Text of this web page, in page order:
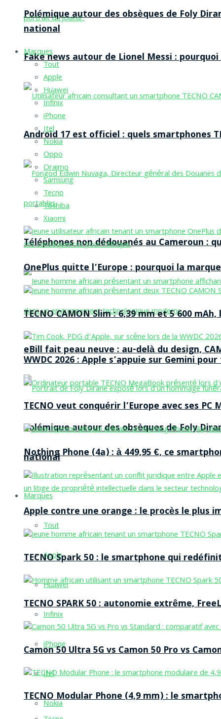
Fake news autour de Lionel Messi :
Android 17 est officiel : quels smartphones
Téléphones non dédouanés au Cameroun :
eBill fait peau neuve : au-delà du design,
Polémique autour des obsèques de Foly
national
Marques
Tout
Apple
Huawei
Infinix
iPhone
Itel
Nokia
Polémique autour des obsèques de Foly
national
Marques
Tout
Apple
Huawei
Infinix
iPhone
Itel
Nokia
Oppo
Oraimo
Samsung
Tecno
Toshiba
Xiaomi
OnePlus quitte l’Europe : pourquoi la
TECNO CAMON Slim : 6,39 mm et 5 600
WWDC 2026 : Apple s’appuie sur Gemini
TECNO veut conquérir l’Europe avec ses
Nothing Phone (4a) : à 449,95 €, ce
Apple contre une orange : le procès le plus
TECNO Spark 50 : le smartphone qui
TECNO SPARK 50 : autonomie extrême,
Camon 50 Ultra 5G vs Camon 50 Pro vs
TECNO Modular Phone (4,9 mm) : le